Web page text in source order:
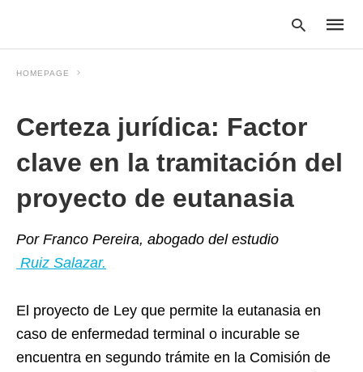
search
query
HOMEPAGE
Certeza jurídica: Factor
clave en la tramitación del
proyecto de eutanasia
Por Franco Pereira, abogado del estudio
Ruiz Salazar.
El proyecto de Ley que permite la eutanasia en
caso de enfermedad terminal o incurable se
encuentra en segundo trámite en la Comisión de